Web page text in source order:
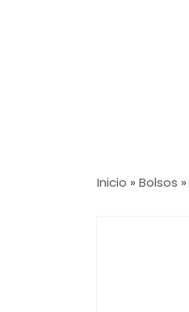
Inicio » Bolsos »